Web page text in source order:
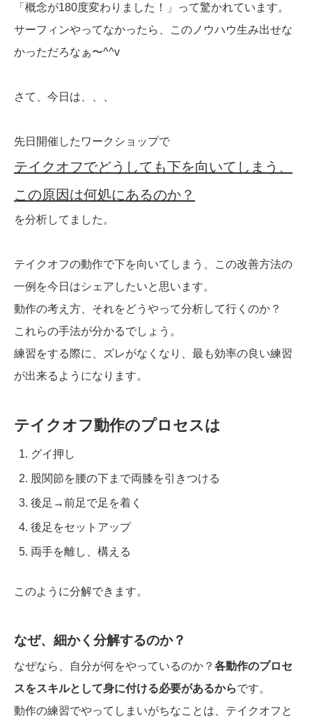
「概念が180度変わりました！」って驚かれています。
サーフィンやってなかったら、このノウハウ生み出せな
かっただろなぁ〜^^v
さて、今日は、、、
先日開催したワークショップで
テイクオフでどうしても下を向いてしまう、
この原因は何処にあるのか？
を分析してました。
テイクオフの動作で下を向いてしまう、この改善方法の
一例を今日はシェアしたいと思います。
動作の考え方、それをどうやって分析して行くのか？
これらの手法が分かるでしょう。
練習をする際に、ズレがなくなり、最も効率の良い練習
が出来るようになります。
テイクオフ動作のプロセスは
グイ押し
股関節を腰の下まで両膝を引きつける
後足→前足で足を着く
後足をセットアップ
両手を離し、構える
このように分解できます。
なぜ、細かく分解するのか？
なぜなら、自分が何をやっているのか？ 各動作のプロセ
スをスキルとして身に付ける必要があるからです。
動作の練習でやってしまいがちなことは、テイクオフと